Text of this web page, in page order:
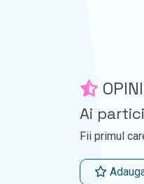
Ai
Fii primul